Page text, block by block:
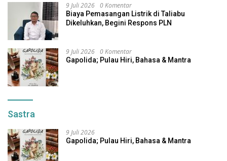
9 Juli 2026 0 Komentar
Biaya Pemasangan Listrik di Taliabu
Dikeluhkan, Begini Respons PLN
9 Juli 2026 0 Komentar
Gapolida; Pulau Hiri, Bahasa & Mantra
Sastra
9 Juli 2026
Gapolida; Pulau Hiri, Bahasa & Mantra